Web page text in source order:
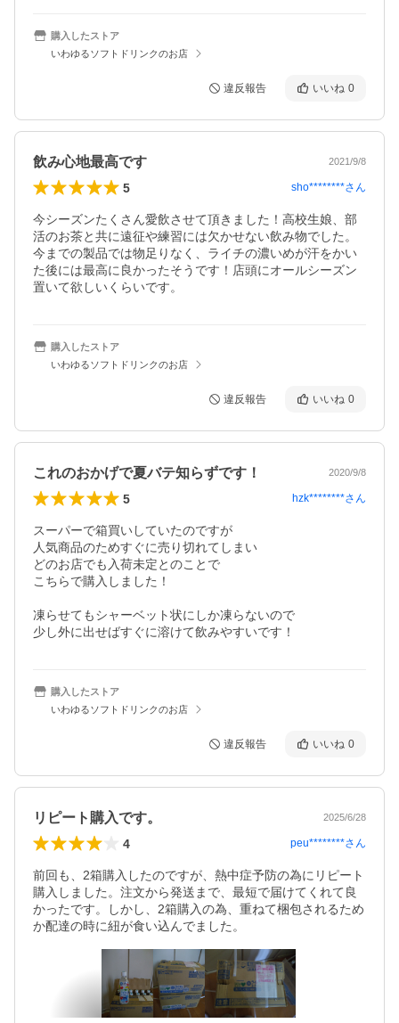
購入したストア
いわゆるソフトドリンクのお店
違反報告 いいね 0
飲み心地最高です 2021/9/8
5 sho********さん
今シーズンたくさん愛飲させて頂きました！高校生娘、部
活のお茶と共に遠征や練習には欠かせない飲み物でした。
今までの製品では物足りなく、ライチの濃いめが汗をかい
た後には最高に良かったそうです！店頭にオールシーズン
置いて欲しいくらいです。
購入したストア
いわゆるソフトドリンクのお店
違反報告 いいね 0
これのおかげで夏バテ知らずです！ 2020/9/8
5 hzk********さん
スーパーで箱買いしていたのですが
人気商品のためすぐに売り切れてしまい
どのお店でも入荷未定とのことで
こちらで購入しました！
凍らせてもシャーベット状にしか凍らないので
少し外に出せばすぐに溶けて飲みやすいです！
購入したストア
いわゆるソフトドリンクのお店
違反報告 いいね 0
リピート購入です。 2025/6/28
4 peu********さん
前回も、2箱購入したのですが、熱中症予防の為にリピート
購入しました。注文から発送まで、最短で届けてくれて良
かったです。しかし、2箱購入の為、重ねて梱包されるため
か配達の時に紐が食い込んでました。